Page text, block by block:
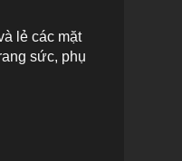
lẻ các mặt
sức, phụ